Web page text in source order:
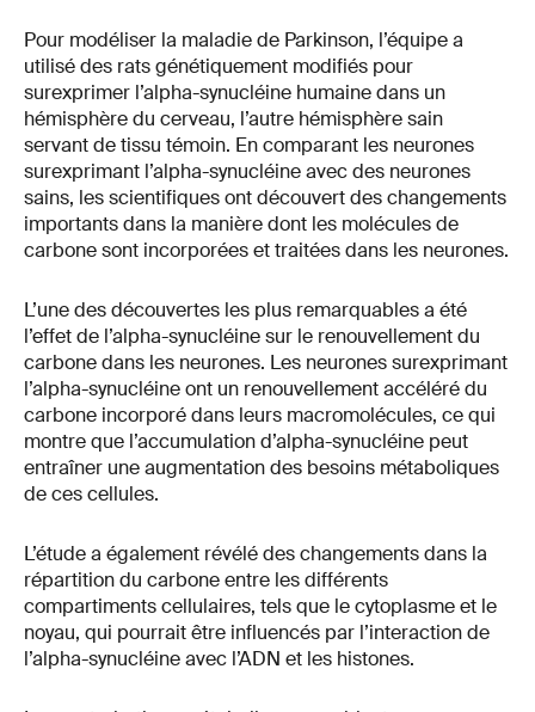
Pour modéliser la maladie de Parkinson, l’équipe a
utilisé des rats génétiquement modifiés pour
surexprimer l’alpha-synucléine humaine dans un
hémisphère du cerveau, l’autre hémisphère sain
servant de tissu témoin. En comparant les neurones
surexprimant l’alpha-synucléine avec des neurones
sains, les scientifiques ont découvert des changements
importants dans la manière dont les molécules de
carbone sont incorporées et traitées dans les neurones.
L’une des découvertes les plus remarquables a été
l’effet de l’alpha-synucléine sur le renouvellement du
carbone dans les neurones. Les neurones surexprimant
l’alpha-synucléine ont un renouvellement accéléré du
carbone incorporé dans leurs macromolécules, ce qui
montre que l’accumulation d’alpha-synucléine peut
entraîner une augmentation des besoins métaboliques
de ces cellules.
L’étude a également révélé des changements dans la
répartition du carbone entre les différents
compartiments cellulaires, tels que le cytoplasme et le
noyau, qui pourrait être influencés par l’interaction de
l’alpha-synucléine avec l’ADN et les histones.